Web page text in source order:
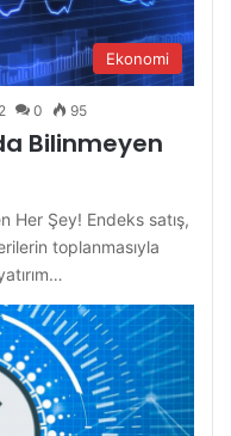
Ekonomi
0 95
Bilinmeyen
Her Şey! Endeks satış,
toplanmasıyla